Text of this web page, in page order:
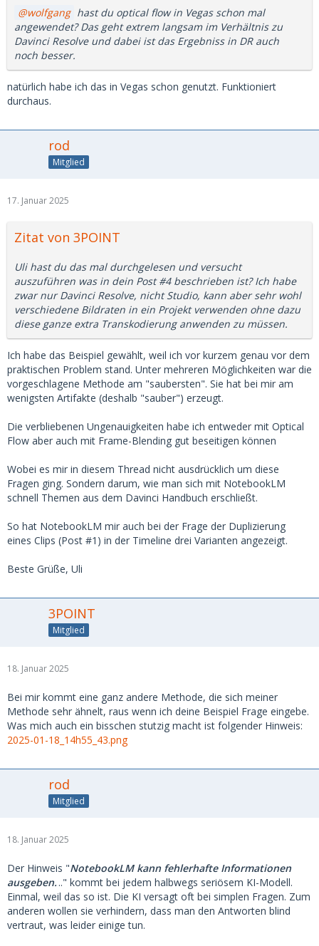
wolfgang hast du optical flow in Vegas schon mal
angewendet? Das geht extrem langsam im Verhältnis zu
Davinci Resolve und dabei ist das Ergebniss in DR auch
noch besser.
natürlich habe ich das in Vegas schon genutzt. Funktioniert
durchaus.
rod
Mitglied
17. Januar 2025
Zitat von 3POINT
Uli hast du das mal durchgelesen und versucht
auszuführen was in dein Post #4 beschrieben ist? Ich habe
zwar nur Davinci Resolve, nicht Studio, kann aber sehr wohl
verschiedene Bildraten in ein Projekt verwenden ohne dazu
diese ganze extra Transkodierung anwenden zu müssen.
Ich habe das Beispiel gewählt, weil ich vor kurzem genau vor dem
praktischen Problem stand. Unter mehreren Möglichkeiten war die
vorgeschlagene Methode am "saubersten". Sie hat bei mir am
wenigsten Artifakte (deshalb "sauber") erzeugt.
Die verbliebenen Ungenauigkeiten habe ich entweder mit Optical
Flow aber auch mit Frame-Blending gut beseitigen können
Wobei es mir in diesem Thread nicht ausdrücklich um diese
Fragen ging. Sondern darum, wie man sich mit NotebookLM
schnell Themen aus dem Davinci Handbuch erschließt.
So hat NotebookLM mir auch bei der Frage der Duplizierung
eines Clips (Post #1) in der Timeline drei Varianten angezeigt.
Beste Grüße, Uli
3POINT
Mitglied
18. Januar 2025
Bei mir kommt eine ganz andere Methode, die sich meiner
Methode sehr ähnelt, raus wenn ich deine Beispiel Frage eingebe.
Was mich auch ein bisschen stutzig macht ist folgender Hinweis:
2025-01-18_14h55_43.png
rod
Mitglied
18. Januar 2025
Der Hinweis "NotebookLM kann fehlerhafte Informationen
ausgeben. .." kommt bei jedem halbwegs seriösem KI-Modell.
Einmal, weil das so ist. Die KI versagt oft bei simplen Fragen. Zum
anderen wollen sie verhindern, dass man den Antworten blind
vertraut, was leider einige tun.